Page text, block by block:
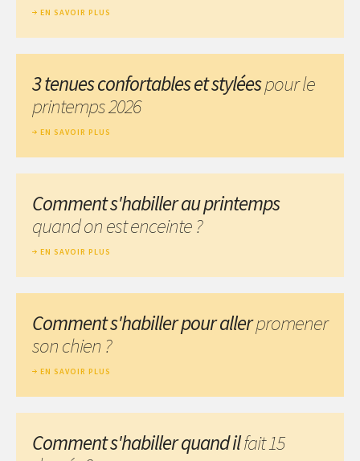
EN SAVOIR PLUS
3 tenues confortables et styléespour le
printemps 2026
EN SAVOIR PLUS
Comment s'habiller au printemps
quand on est enceinte ?
EN SAVOIR PLUS
Comment s'habiller pour allerpromener
son chien ?
EN SAVOIR PLUS
Comment s'habiller quand ilfait 15